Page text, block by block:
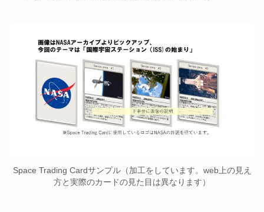
Space Trading Cardサンプル（加工をしています。web上の見え
方と実際のカードの見た目は異なります）